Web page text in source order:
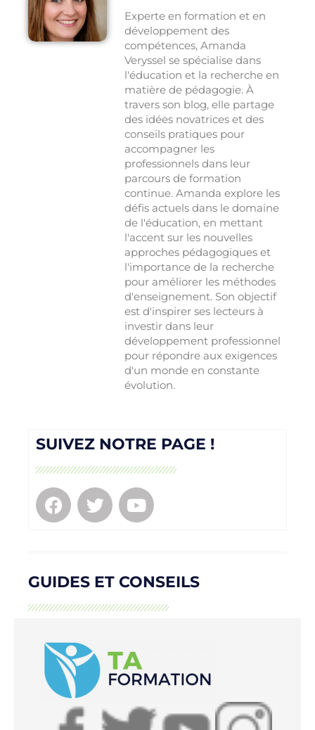
Experte en formation et en
développement des
compétences, Amanda
Veryssel se spécialise dans
l'éducation et la recherche en
matière de pédagogie. À
travers son blog, elle partage
des idées novatrices et des
conseils pratiques pour
accompagner les
professionnels dans leur
parcours de formation
continue. Amanda explore les
défis actuels dans le domaine
de l'éducation, en mettant
l'accent sur les nouvelles
approches pédagogiques et
l'importance de la recherche
pour améliorer les méthodes
d'enseignement. Son objectif
est d'inspirer ses lecteurs à
investir dans leur
développement professionnel
pour répondre aux exigences
d'un monde en constante
évolution.
SUIVEZ NOTRE PAGE !
GUIDES ET CONSEILS